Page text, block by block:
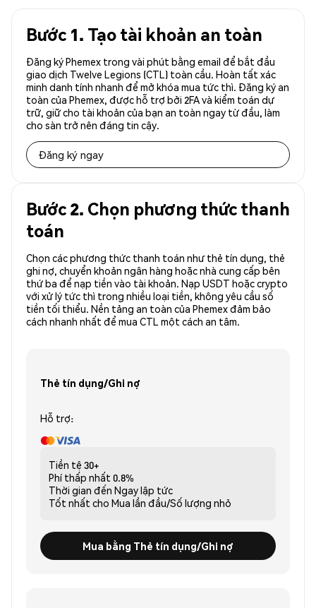
Bước 1. Tạo tài khoản an toàn
Đăng ký Phemex trong vài phút bằng email để bắt đầu
giao dịch Twelve Legions (CTL) toàn cầu. Hoàn tất xác
minh danh tính nhanh để mở khóa mua tức thì. Đăng ký an
toàn của Phemex, được hỗ trợ bởi 2FA và kiểm toán dự
trữ, giữ cho tài khoản của bạn an toàn ngay từ đầu, làm
cho sàn trở nên đáng tin cậy.
Đăng ký ngay
Bước 2. Chọn phương thức thanh
toán
Chọn các phương thức thanh toán như thẻ tín dụng, thẻ
ghi nợ, chuyển khoản ngân hàng hoặc nhà cung cấp bên
thứ ba để nạp tiền vào tài khoản. Nạp USDT hoặc crypto
với xử lý tức thì trong nhiều loại tiền, không yêu cầu số
tiền tối thiểu. Nền tảng an toàn của Phemex đảm bảo
cách nhanh nhất để mua CTL một cách an tâm.
Thẻ tín dụng/Ghi nợ
Hỗ trợ:
Tiền tệ 30+
Phí thấp nhất 0.8%
Thời gian đến Ngay lập tức
Tốt nhất cho Mua lần đầu/Số lượng nhỏ
Mua bằng Thẻ tín dụng/Ghi nợ